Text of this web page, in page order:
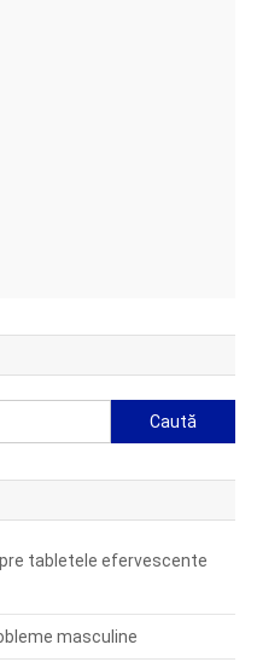
Caută
după:
tabletele efervescente
masculine